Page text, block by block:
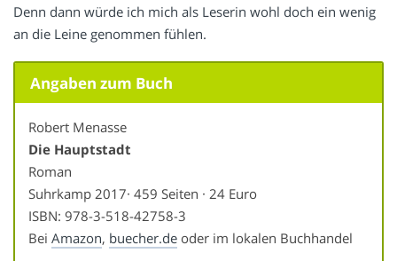
Denn dann würde ich mich als Leserin wohl doch ein wenig
an die Leine genommen fühlen.
Angaben zum Buch
Robert Menasse
Die Hauptstadt
Roman
Suhrkamp 2017· 459 Seiten · 24 Euro
ISBN: 978-3-518-42758-3
Bei Amazon, buecher.de oder im lokalen Buchhandel